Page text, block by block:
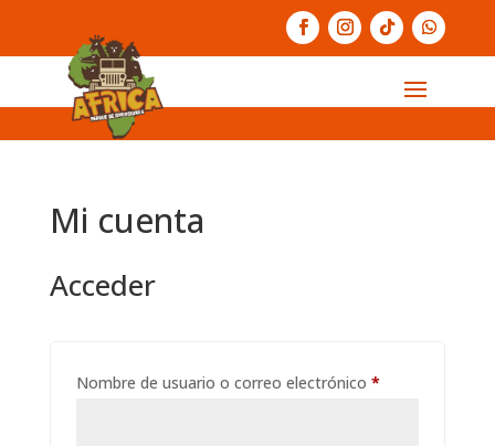
Mi cuenta
Acceder
Nombre de usuario o correo electrónico *Obligatorio